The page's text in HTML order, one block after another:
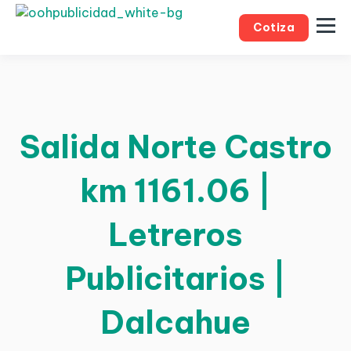
Cotiza
Salida Norte Castro
km 1161.06 |
Letreros
Publicitarios |
Dalcahue